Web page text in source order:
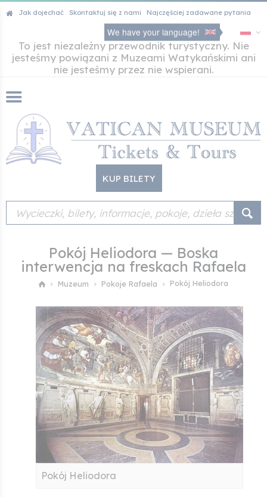
Jak dojechać Skontaktuj się z nami Najczęściej zadawane pytania
We have your language!
To jest niezależny przewodnik turystyczny. Nie
jesteśmy powiązani z Muzeami Watykańskimi ani
nie jesteśmy przez nie wspierani.
KUP BILETY
Pokój Heliodora — Boska
interwencja na freskach Rafaela
Muzeum Pokoje Rafaela Pokój Heliodora
Pokój Heliodora